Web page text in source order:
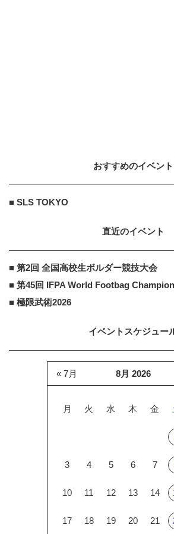
おすすめのイベント
■ SLS TOKYO
直近のイベント
■ 第2回 全国高校生ボルダー競技大会
■ 第45回 IFPA World Footbag
■ 極限武術2026
イベントスケジュー
8月 2026
月 火 水 木 金
3 4 5 6 7
10 11 12 13 14
17 18 19 20 21
« 7月